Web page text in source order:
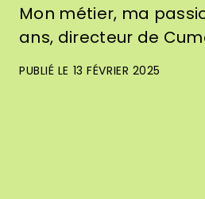
Mon métier, ma
ans, directeur de
PUBLIÉ LE 13 FÉVRIER 2025